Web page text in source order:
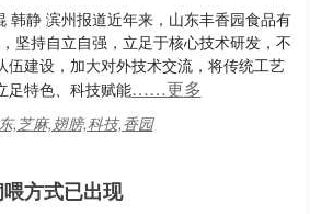
韩静 滨州报道近年来，山东丰香园食品有
坚持自立自强，立足于核心技术研发，不
建设，加大对外技术交流，将传统工艺
足特色、科技赋能……更多
,芝麻,翅膀,科技,香园
方式已出现